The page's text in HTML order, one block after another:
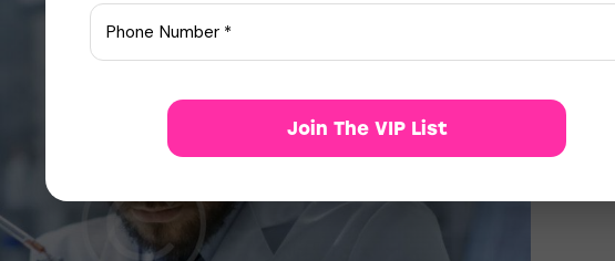
Join The VIP List